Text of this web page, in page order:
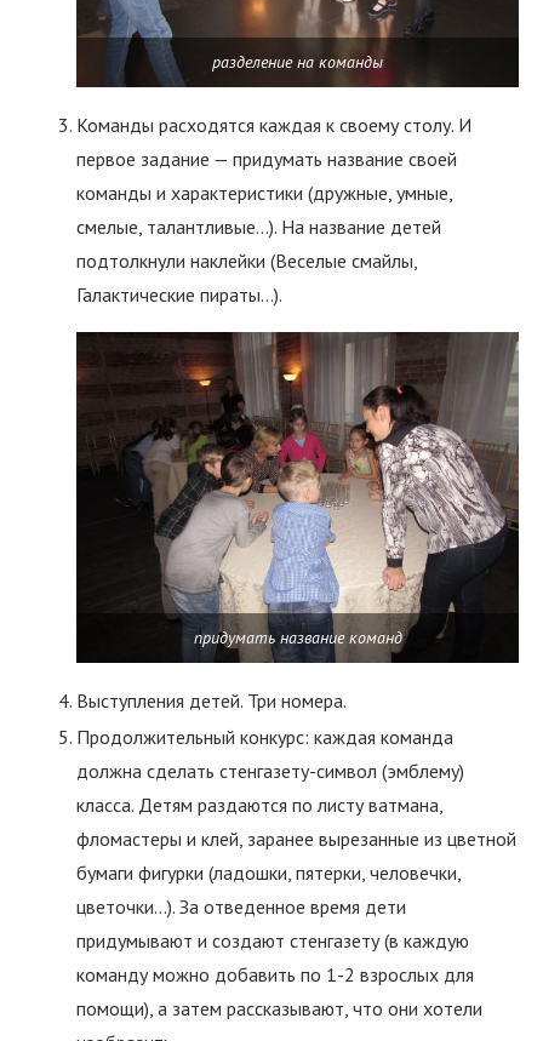
разделение на команды
Команды расходятся каждая к своему столу. И
первое задание — придумать название своей
команды и характеристики (дружные, умные,
смелые, талантливые…). На название детей
подтолкнули наклейки (Веселые смайлы,
Галактические пираты…).
придумать название команд
Выступления детей. Три номера.
Продолжительный конкурс: каждая команда
должна сделать стенгазету-символ (эмблему)
класса. Детям раздаются по листу ватмана,
фломастеры и клей, заранее вырезанные из цветной
бумаги фигурки (ладошки, пятерки, человечки,
цветочки…). За отведенное время дети
придумывают и создают стенгазету (в каждую
команду можно добавить по 1-2 взрослых для
помощи), а затем рассказывают, что они хотели